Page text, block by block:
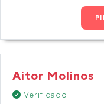
Aitor Molinos
Verificado